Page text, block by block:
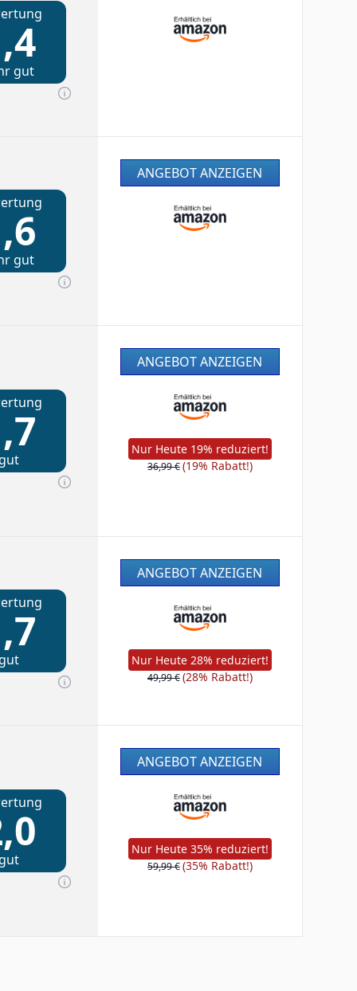
gut
gut
ANGEBOT ANZEIGEN
gut
ANGEBOT ANZEIGEN
Nur Heute 19% reduziert!
36,99 €(19% Rabatt!)
gut
ANGEBOT ANZEIGEN
Nur Heute 28% reduziert!
49,99 €(28% Rabatt!)
gut
ANGEBOT ANZEIGEN
Nur Heute 35% reduziert!
59,99 €(35% Rabatt!)